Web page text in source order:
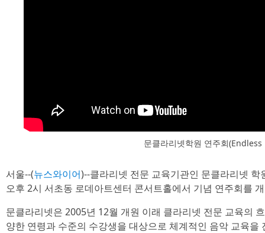
문클라리넷학원 연주회(Endless
서울--(뉴스와이어)--클라리넷 전문 교육기관인 문클라리넷
오후 2시 서초동 로데아트센터 콘서트홀에서 기념 연주회를
문클라리넷은 2005년 12월 개원 이래 클라리넷 전문 교육의
양한 연령과 수준의 수강생을 대상으로 체계적인 음악 교육을